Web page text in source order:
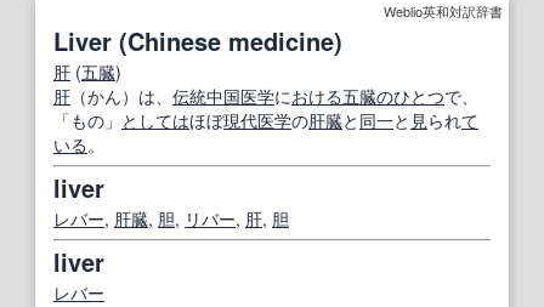
Weblio英和対訳辞書
Liver (Chinese medicine)
肝 (五臓)
肝 （かん）は、 伝統中国医学における五臓のひとつで、
「もの」 としてはほぼ現代医学の肝臓と 同一と 見られて
いる。
liver
レバー, 肝臓, 胆, リバー, 肝, 胆
liver
レバー